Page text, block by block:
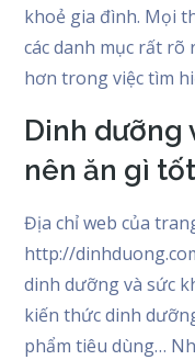
khoẻ gia đình. Mọi
các danh mục rất
hơn trong việc tìm
Dinh dưỡng
nên ăn gì
Địa chỉ web của
http://
dinh dưỡng và sức
kiến thức dinh
phẩm tiêu dùng…